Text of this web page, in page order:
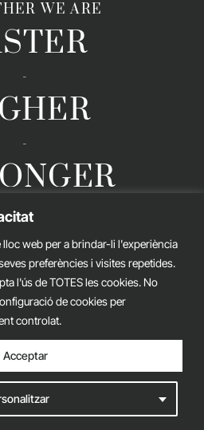
web per a brindar-li l'experiència
preferències i visites repetides.
l'ús de TOTES les cookies. No
de cookies per
controlat.
Acceptar
WE ARE
-
-
2026. ALL RIGHTS RESERVED
policy Cookies policy
iònic.web